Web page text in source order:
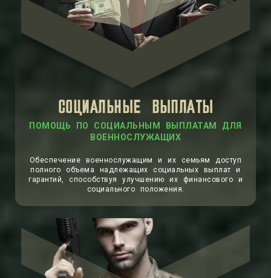
СОЦИАЛЬНЫЕ ВЫПЛАТЫ
Обеспечение военнослужащим и их семьям доступ
полного объема надлежащих социальных выплат и
гарантий, способствуя улучшению их финансового и
социального положения.